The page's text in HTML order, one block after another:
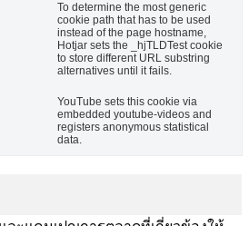
To determine the most generic
cookie path that has to be used
instead of the page hostname,
Hotjar sets the _hjTLDTest cookie
to store different URL substring
alternatives until it fails.
YouTube sets this cookie via
embedded youtube-videos and
registers anonymous statistical
data.